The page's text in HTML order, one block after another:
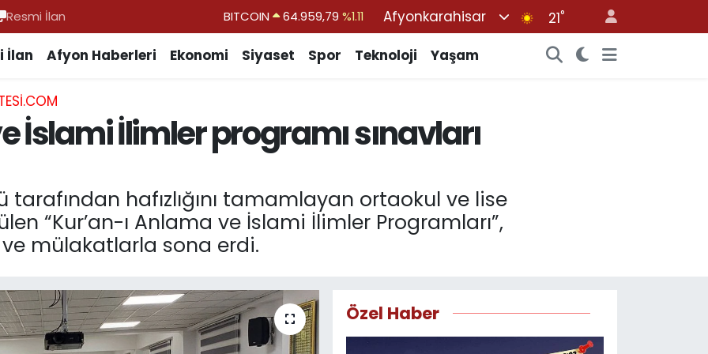
Resmi İlan DOLAR 47,7436%0.18
EURO
55,2510
%0.32
BİST100
13.779%-14
Afyonkarahisar 21°
İlan Afyon Haberleri Ekonomi Siyaset Spor Teknoloji Yaşam
İslami İlimler programı sınavları
hafızlığını tamamlayan ortaokul ve lise
“Kur’an-ı Anlama ve İslami İlimler Programları”,
ve mülakatlarla sona erdi.
Özel Haber